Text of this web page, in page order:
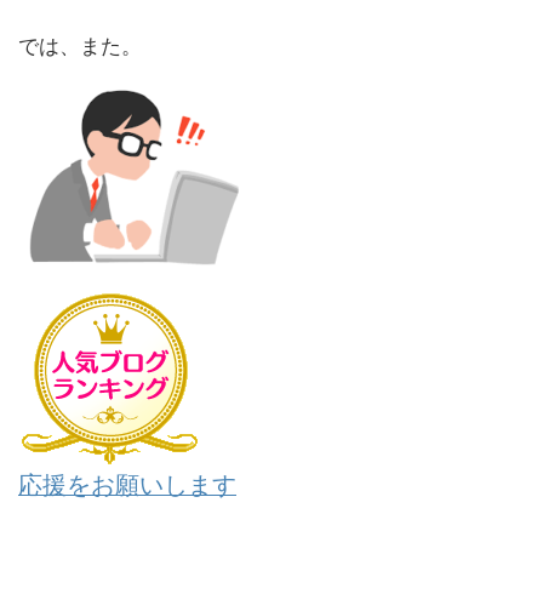
では、また。
応援をお願いします